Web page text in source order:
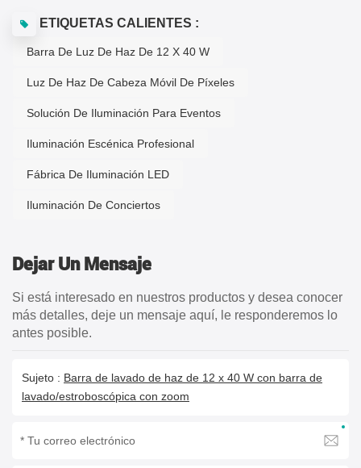
ETIQUETAS CALIENTES :
Barra De Luz De Haz De 12 X 40 W
Luz De Haz De Cabeza Móvil De Píxeles
Solución De Iluminación Para Eventos
Iluminación Escénica Profesional
Fábrica De Iluminación LED
Iluminación De Conciertos
Dejar Un Mensaje
Si está interesado en nuestros productos y desea conocer
más detalles, deje un mensaje aquí, le responderemos lo
antes posible.
Sujeto : Barra de lavado de haz de 12 x 40 W con barra de
lavado/estroboscópica con zoom